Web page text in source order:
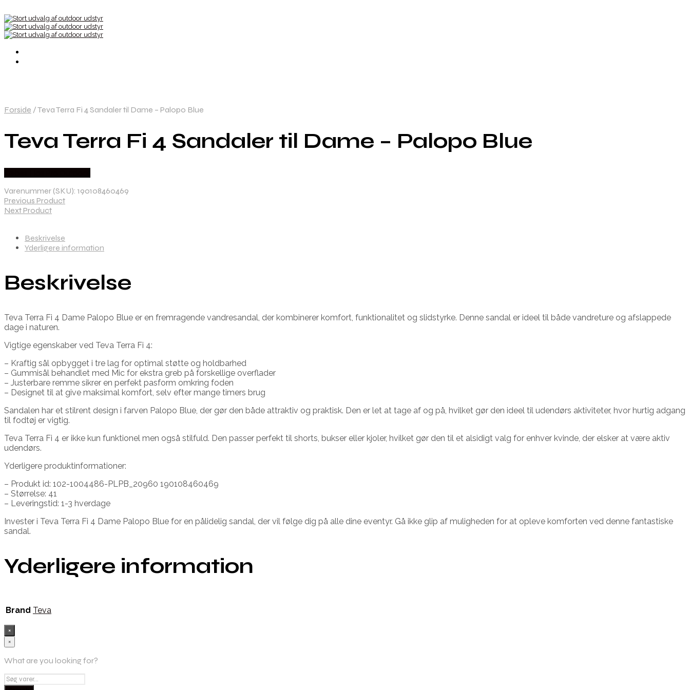
Forside /Teva Terra Fi 4 Sandaler til Dame – Palopo Blue
Teva Terra Fi 4 Sandaler til Dame – Palopo Blue
Varenummer (SKU): 190108460469
Previous Product
Next Product
Beskrivelse
Yderligere information
Beskrivelse
Teva Terra Fi 4 Dame Palopo Blue er en fremragende vandresandal, der kombinerer komfort, funktionalitet og slidstyrke. Denne sandal er ideel til både vandreture og afslappede
dage i naturen.
Vigtige egenskaber ved Teva Terra Fi 4:
– Kraftig sål opbygget i tre lag for optimal støtte og holdbarhed
– Gummisål behandlet med Mic for ekstra greb på forskellige overflader
– Justerbare remme sikrer en perfekt pasform omkring foden
– Designet til at give maksimal komfort, selv efter mange timers brug
Sandalen har et stilrent design i farven Palopo Blue, der gør den både attraktiv og praktisk. Den er let at tage af og på, hvilket gør den ideel til udendørs aktiviteter, hvor hurtig adgang
til fodtøj er vigtig.
Teva Terra Fi 4 er ikke kun funktionel men også stilfuld. Den passer perfekt til shorts, bukser eller kjoler, hvilket gør den til et alsidigt valg for enhver kvinde, der elsker at være aktiv
udendørs.
Yderligere produktinformationer:
– Produkt id: 102-1004486-PLPB_20960 190108460469
– Størrelse: 41
– Leveringstid: 1-3 hverdage
Invester i Teva Terra Fi 4 Dame Palopo Blue for en pålidelig sandal, der vil følge dig på alle dine eventyr. Gå ikke glip af muligheden for at opleve komforten ved denne fantastiske
sandal.
Yderligere information
Brand Teva
×
×
What are you looking for?